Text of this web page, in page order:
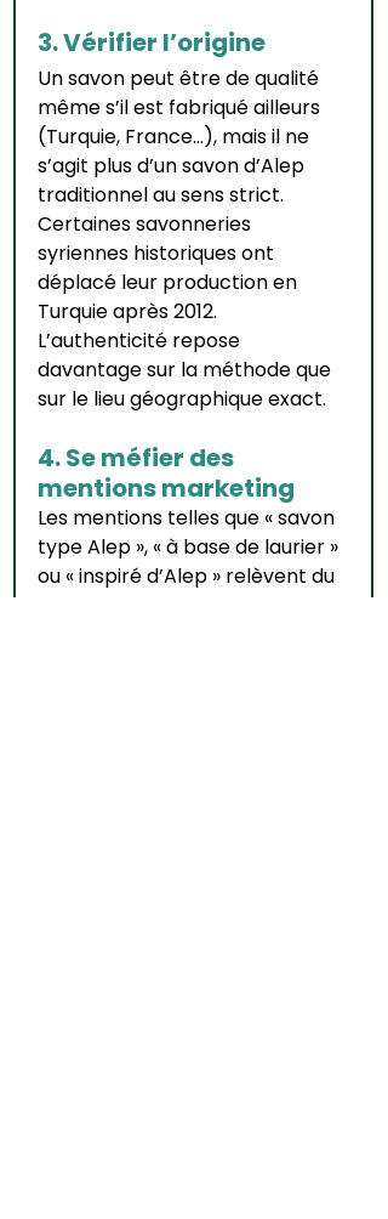
3. Vérifier l’origine
Un savon peut être de qualité
même s’il est fabriqué ailleurs
(Turquie, France…), mais il ne
s’agit plus d’un savon d’Alep
traditionnel au sens strict.
Certaines savonneries
syriennes historiques ont
déplacé leur production en
Turquie après 2012.
L’authenticité repose
davantage sur la méthode que
sur le lieu géographique exact.
4. Se méfier des
mentions marketing
Les mentions telles que « savon
type Alep », « à base de laurier »
ou « inspiré d’Alep » relèvent du